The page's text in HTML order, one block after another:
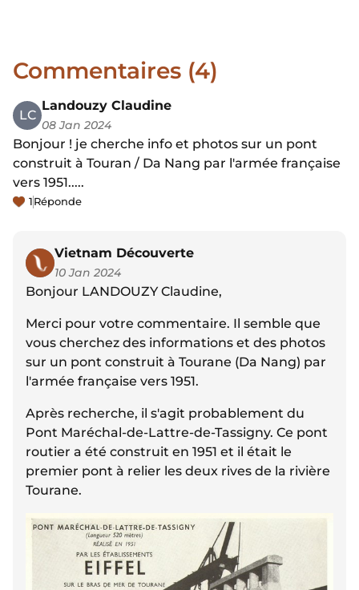
Commentaires (4)
LC
Landouzy Claudine
08 Jan 2024
Bonjour ! je cherche info et photos sur un pont
construit à Touran / Da Nang par l'armée française
vers 1951.....
1 Réponde
Vietnam Découverte
10 Jan 2024
Bonjour LANDOUZY Claudine,
Merci pour votre commentaire. Il semble que
vous cherchez des informations et des photos
sur un pont construit à Tourane (Da Nang) par
l'armée française vers 1951.
Après recherche, il s'agit probablement du
Pont Maréchal-de-Lattre-de-Tassigny. Ce pont
routier a été construit en 1951 et il était le
premier pont à relier les deux rives de la rivière
Tourane.